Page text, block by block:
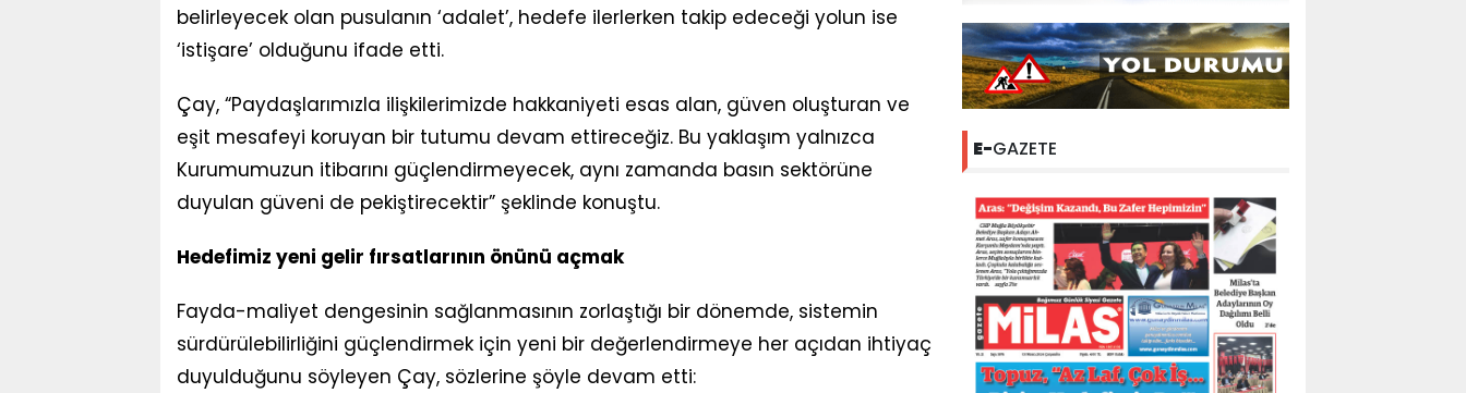
belirleyecek olan pusulanın ‘adalet’, hedefe ilerlerken takip edeceği yolun ise
‘istişare’ olduğunu ifade etti.
Çay, “Paydaşlarımızla ilişkilerimizde hakkaniyeti esas alan, güven oluşturan ve
eşit mesafeyi koruyan bir tutumu devam ettireceğiz. Bu yaklaşım yalnızca
Kurumumuzun itibarını güçlendirmeyecek, aynı zamanda basın sektörüne
duyulan güveni de pekiştirecektir” şeklinde konuştu.
Hedefimiz yeni gelir fırsatlarının önünü açmak
Fayda-maliyet dengesinin sağlanmasının zorlaştığı bir dönemde, sistemin
sürdürülebilirliğini güçlendirmek için yeni bir değerlendirmeye her açıdan ihtiyaç
duyulduğunu söyleyen Çay, sözlerine şöyle devam etti:
E-GAZETE